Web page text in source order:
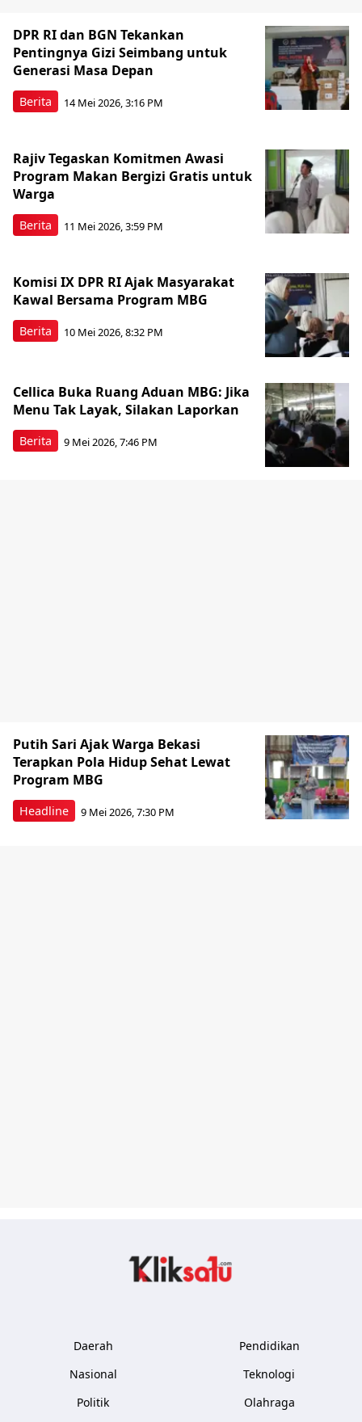
Berita
DPR RI dan BGN Tekankan
Pentingnya Gizi Seimbang untuk
Generasi Masa Depan
14 Mei 2026, 3:16 PM
Berita
Rajiv Tegaskan Komitmen Awasi
Program Makan Bergizi Gratis untuk
Warga
11 Mei 2026, 3:59 PM
Berita
Komisi IX DPR RI Ajak Masyarakat
Kawal Bersama Program MBG
10 Mei 2026, 8:32 PM
Berita
Cellica Buka Ruang Aduan MBG: Jika
Menu Tak Layak, Silakan Laporkan
9 Mei 2026, 7:46 PM
Headline
Putih Sari Ajak Warga Bekasi
Terapkan Pola Hidup Sehat Lewat
Program MBG
9 Mei 2026, 7:30 PM
Daerah
Nasional
Politik
Pendidikan
Teknologi
Olahraga